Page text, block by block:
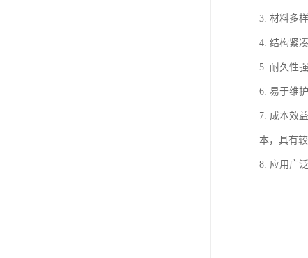
3. 材料多
4. 结构紧
5. 耐久性
6. 易于维
7. 成本效
本，具有
8. 应用广